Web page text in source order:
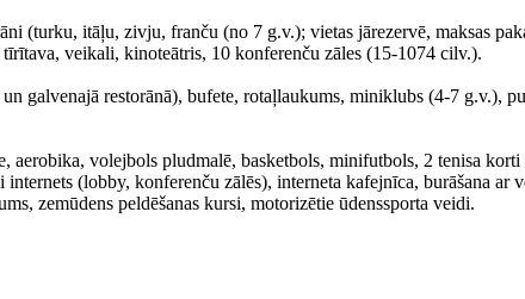
(turku, itāļu, zivju, franču (no 7 g.v.); vietas jārezervē, maksas
veikali, kinoteātris, 10 konferenču zāles (15-1074 cilv.).
galvenajā restorānā), bufete, rotaļlaukums, miniklubs (4-7 g.v.),
volejbols pludmalē, basketbols, minifutbols, 2 tenisa
(lobby, konferenču zālēs), interneta kafejnīca, burāšana ar
zemūdens peldēšanas kursi, motorizētie ūdenssporta veidi.